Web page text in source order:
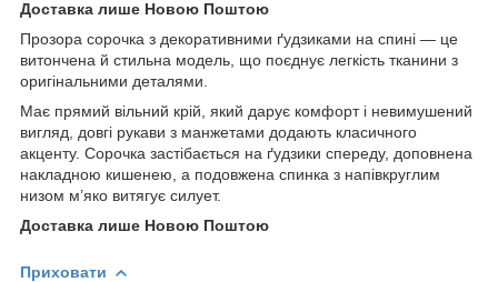
Доставка лише Новою Поштою
Прозора сорочка з декоративними ґудзиками на спині — це
витончена й стильна модель, що поєднує легкість тканини з
оригінальними деталями.
Має прямий вільний крій, який дарує комфорт і невимушений
вигляд, довгі рукави з манжетами додають класичного
акценту. Сорочка застібається на ґудзики спереду, доповнена
накладною кишенею, а подовжена спинка з напівкруглим
низом м’яко витягує силует.
Доставка лише Новою Поштою
Приховати